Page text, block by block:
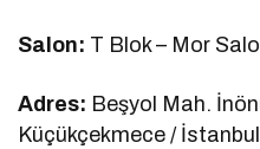
Salon: T Blok – Mor
Adres: Beşyol Mah.
Küçükçekmece / İstanbul